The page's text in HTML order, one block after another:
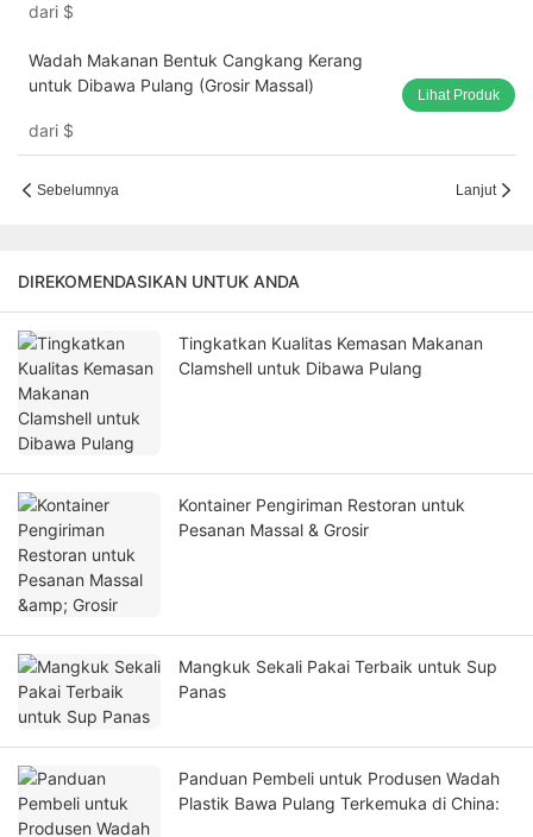
dari $
Wadah Makanan Bentuk Cangkang Kerang
untuk Dibawa Pulang (Grosir Massal)
dari $
Lihat Produk
Sebelumnya Lanjut
DIREKOMENDASIKAN UNTUK ANDA
Tingkatkan Kualitas Kemasan Makanan
Clamshell untuk Dibawa Pulang
Kontainer Pengiriman Restoran untuk
Pesanan Massal & Grosir
Mangkuk Sekali Pakai Terbaik untuk Sup
Panas
Panduan Pembeli untuk Produsen Wadah
Plastik Bawa Pulang Terkemuka di China: